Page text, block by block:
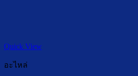
Quick View
อะไหล่